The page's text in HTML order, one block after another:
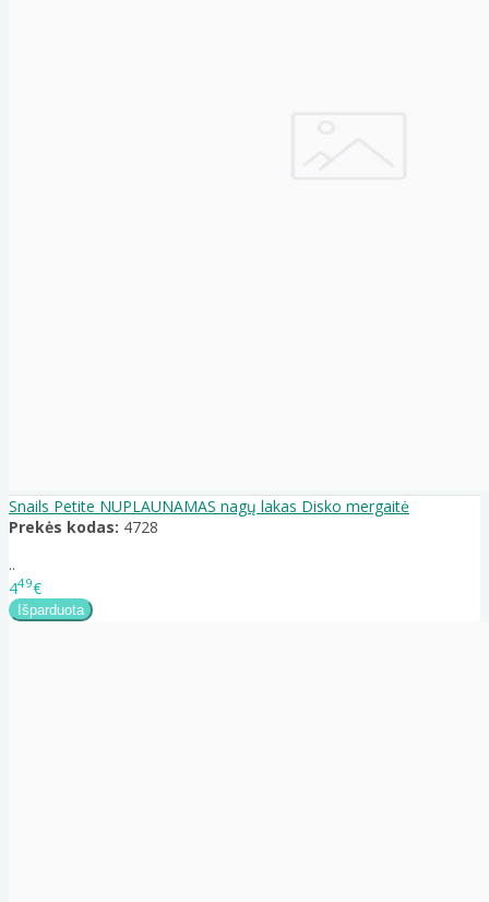
Snails Petite NUPLAUNAMAS nagų lakas Disko mergaitė
Prekės kodas: 4728
..
449€